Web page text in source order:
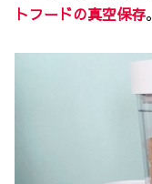
トフードの真空保存。